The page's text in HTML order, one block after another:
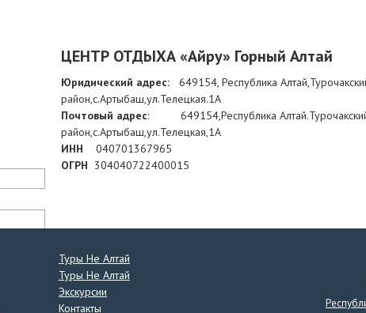
ЦЕНТР ОТДЫХА«Айру» Горный Алтай
Юридический адрес:
649154, Республика
район,с.Артыбаш,ул.Телецкая.1А
Почтовый адрес:
649154,Республика
район,с.Артыбаш,ул.Телецкая,1А
ИНН 040701367965
ОГРН 304040722400015
Туры Не Алтай
Туры Не Алтай
Экскурсии
Контакты